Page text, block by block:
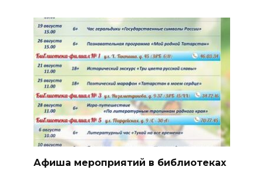
Афиша мероприятий в библиотеках